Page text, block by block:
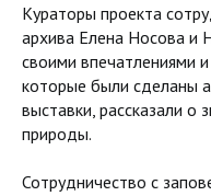
Кураторы проекта
архива Елена Носова и
своими впечатлениями
которые были сделаны
выставки, рассказали о
природы.
Сотрудничество с